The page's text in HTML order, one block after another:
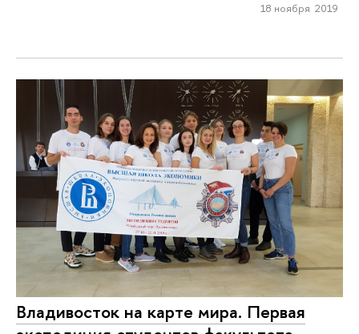
18 ноября 2019
Владивосток на карте мира. Первая